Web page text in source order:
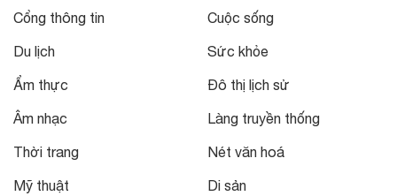
Cổng thông tin
Du lịch
Ẩm thực
Âm nhạc
Thời trang
Mỹ thuật
Cuộc sống
Sức khỏe
Đô thị lịch sử
Làng truyền thống
Nét văn hoá
Di sản